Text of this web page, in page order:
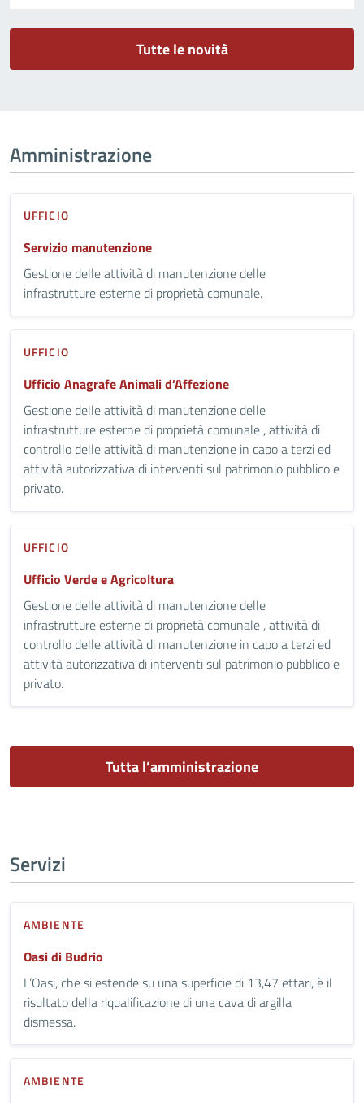
Tutte le novità
Amministrazione
UFFICIO
Servizio manutenzione
Gestione delle attività di manutenzione delle
infrastrutture esterne di proprietà comunale.
UFFICIO
Ufficio Anagrafe Animali d’Affezione
Gestione delle attività di manutenzione delle
infrastrutture esterne di proprietà comunale , attività di
controllo delle attività di manutenzione in capo a terzi ed
attività autorizzativa di interventi sul patrimonio pubblico e
privato.
UFFICIO
Ufficio Verde e Agricoltura
Gestione delle attività di manutenzione delle
infrastrutture esterne di proprietà comunale , attività di
controllo delle attività di manutenzione in capo a terzi ed
attività autorizzativa di interventi sul patrimonio pubblico e
privato.
Tutta l’amministrazione
Servizi
AMBIENTE
Oasi di Budrio
L’Oasi, che si estende su una superficie di 13,47 ettari, è il
risultato della riqualificazione di una cava di argilla
dismessa.
AMBIENTE